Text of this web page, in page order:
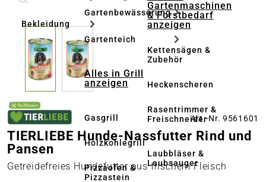
Bekleidung
Gartenbewässerung
Gartenteich
Alles in Grill
anzeigen
Gasgrill
Holzkohlegrill
Pizzaofen &
Pizzastein
Gartenmaschinen
& Forstbedarf
anzeigen
Kettensägen &
Zubehör
Heckenscheren
Rasentrimmer &
Freischneider
Laubbläser &
Laubsauger
Art.-Nr. 9561601
TIERLIEBE Hunde-Nassfutter Rind und
Pansen
Getreidefreies Hundefutter aus frischem Fleisch